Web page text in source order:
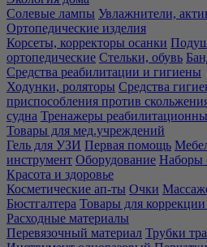
Солевые лампы Увлажнители,
Ортопедические изделия
Корсеты, корректоры осанки
ортопедические Стельки, обувь
Средства реабилитации и гигиены
Ходунки, роляторы Средства
приспособления против
судна Тренажеры
Товары для мед.учреждений
Гель для УЗИ Первая помощь
инструмент Оборудование Наборы
Красота и здоровье
Косметические ап-ты Очки
Бюстгалтера Товары для
Расходные материалы
Перевязочный материал Трубки